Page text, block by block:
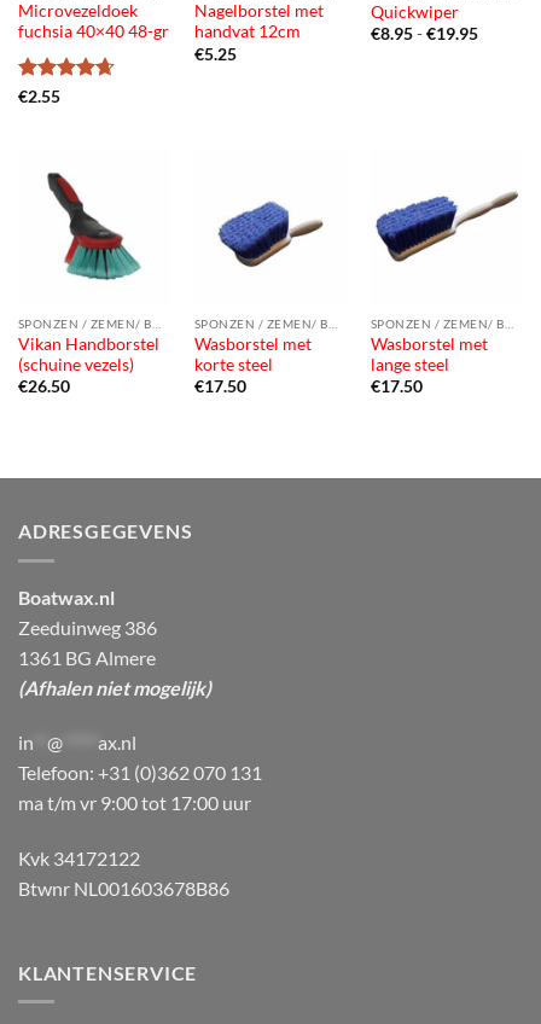
Microvezeldoek
fuchsia 40×40 48-gr
Gewaardeerd
€2.55
Nagelborstel met
handvat 12cm
€5.25
Quickwiper
€8.95 - €19.95
Vikan Handborstel
(schuine vezels)
€26.50
Wasborstel met
korte steel
€17.50
Wasborstel met
lange steel
€17.50
ADRESGEGEVENS
Boatwax.nl
Zeeduinweg 386
1361 BG Almere
(Afhalen niet mogelijk)
in @
ax.nl
Telefoon: +31 (0)362 070 131
ma t/m vr 9:00 tot 17:00 uur
Kvk 34172122
Btwnr NL001603678B86
KLANTENSERVICE